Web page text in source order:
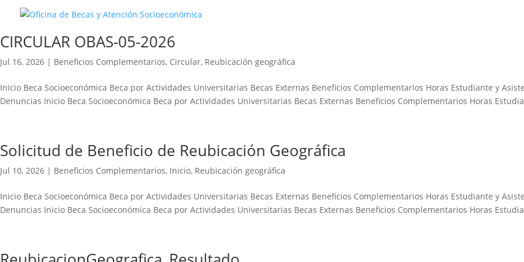
CIRCULAR OBAS-05-2026
Jul 16, 2026 | Beneficios Complementarios, Circular, Reubicación geográfica
Inicio Beca Socioeconómica Beca por Actividades Universitarias Becas Externas Beneficios Complementarios Horas Estudiante y
Denuncias Inicio Beca Socioeconómica Beca por Actividades Universitarias Becas Externas Beneficios Complementarios Horas
Solicitud de Beneficio de Reubicación Geográfica
Jul 10, 2026 | Beneficios Complementarios, Inicio, Reubicación geográfica
Inicio Beca Socioeconómica Beca por Actividades Universitarias Becas Externas Beneficios Complementarios Horas Estudiante y
Denuncias Inicio Beca Socioeconómica Beca por Actividades Universitarias Becas Externas Beneficios Complementarios Horas